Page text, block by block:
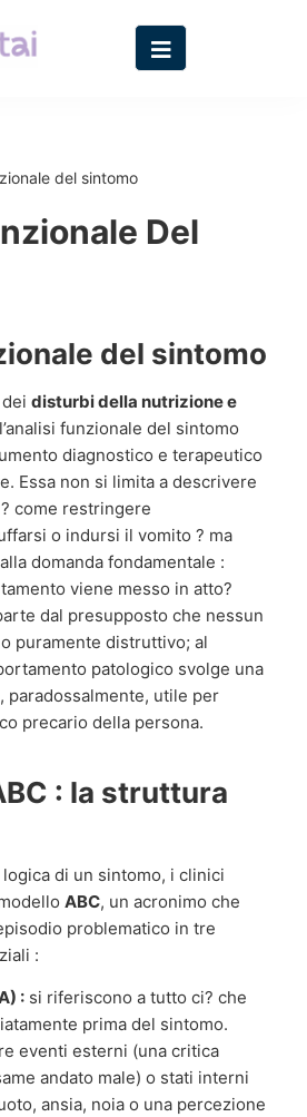
del sintomo
Del
del sintomo
disturbi della nutrizione e
funzionale del sintomo
diagnostico e terapeutico
Essa non si limita a descrivere
come restringere
o indursi il vomito ? ma
domanda fondamentale :
viene messo in atto?
dal presupposto che nessun
puramente distruttivo; al
patologico svolge una
paradossalmente, utile per
precario della persona.
: la struttura
di un sintomo, i clinici
ABC, un acronimo che
problematico in tre
:
: si riferiscono a tutto ci? che
prima del sintomo.
eventi esterni (una critica
andato male) o stati interni
ansia, noia o una percezione